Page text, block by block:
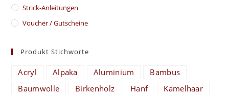
Strick-Anleitungen
Voucher / Gutscheine
Produkt Stichworte
Acryl Alpaka Aluminium
Bambus
Baumwolle
Birkenholz Hanf
Kamelhaar